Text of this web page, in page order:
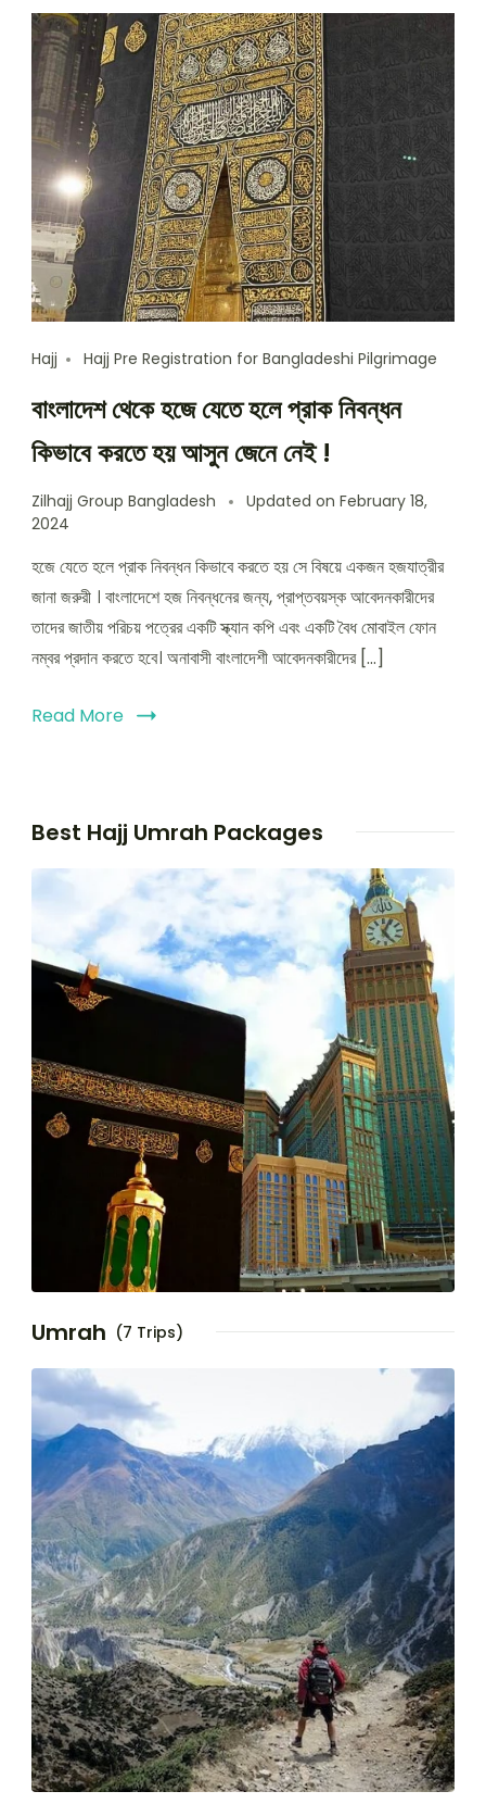
Hajj Hajj Pre Registration for Bangladeshi Pilgrimage
বাংলাদেশ থেকে হজে যেতে হলে প্রাক নিবন্ধন
কিভাবে করতে হয় আসুন জেনে নেই !
Zilhajj Group Bangladesh Updated on February 18,
2024
হজে যেতে হলে প্রাক নিবন্ধন কিভাবে করতে হয় সে বিষয়ে একজন হজযাত্রীর
জানা জরুরী । বাংলাদেশে হজ নিবন্ধনের জন্য, প্রাপ্তবয়স্ক আবেদনকারীদের
তাদের জাতীয় পরিচয় পত্রের একটি স্ক্যান কপি এবং একটি বৈধ মোবাইল ফোন
নম্বর প্রদান করতে হবে। অনাবাসী বাংলাদেশী আবেদনকারীদের […]
Read More
Best Hajj Umrah Packages
Umrah (7 Trips)